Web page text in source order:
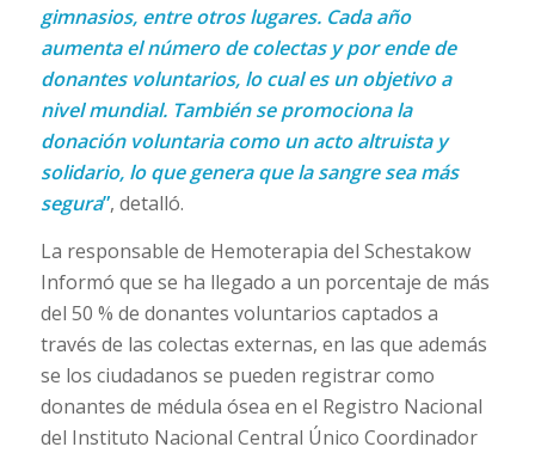
gimnasios, entre otros lugares. Cada año
aumenta el número de colectas y por ende de
donantes voluntarios, lo cual es un objetivo a
nivel mundial. También se promociona la
donación voluntaria como un acto altruista y
solidario, lo que genera que la sangre sea más
segura”, detalló.
La responsable de Hemoterapia del Schestakow
Informó que se ha llegado a un porcentaje de más
del 50 % de donantes voluntarios captados a
través de las colectas externas, en las que además
se los ciudadanos se pueden registrar como
donantes de médula ósea en el Registro Nacional
del Instituto Nacional Central Único Coordinador